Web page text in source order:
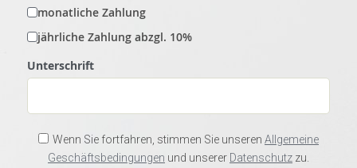
monatliche Zahlung
jährliche Zahlung abzgl. 10%
Unterschrift
Wenn Sie fortfahren, stimmen Sie unseren Allgemeine
Geschäftsbedingungen und unserer Datenschutz zu.